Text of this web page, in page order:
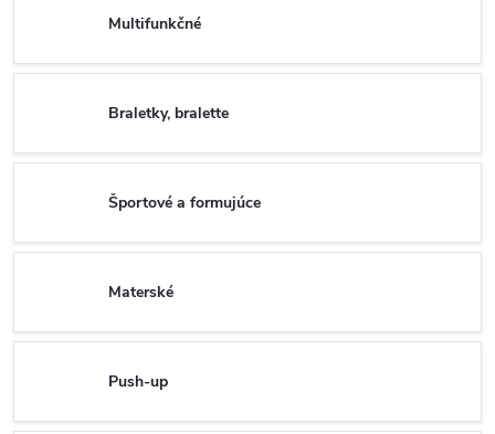
Multifunkčné
Braletky, bralette
Športové a formujúce
Materské
Push-up